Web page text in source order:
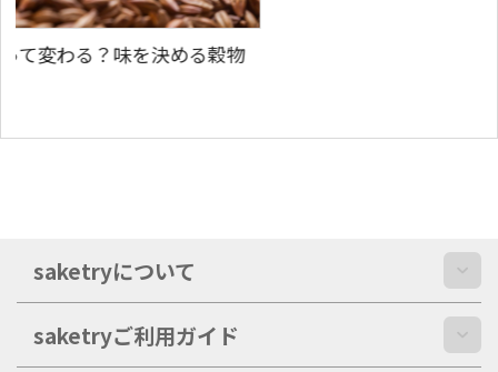
saketryについて
saketryご利用ガイド